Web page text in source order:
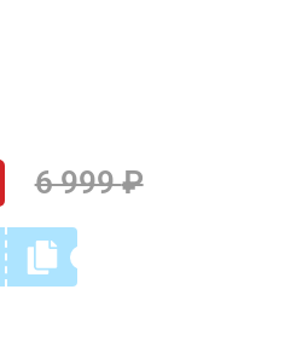
6 999